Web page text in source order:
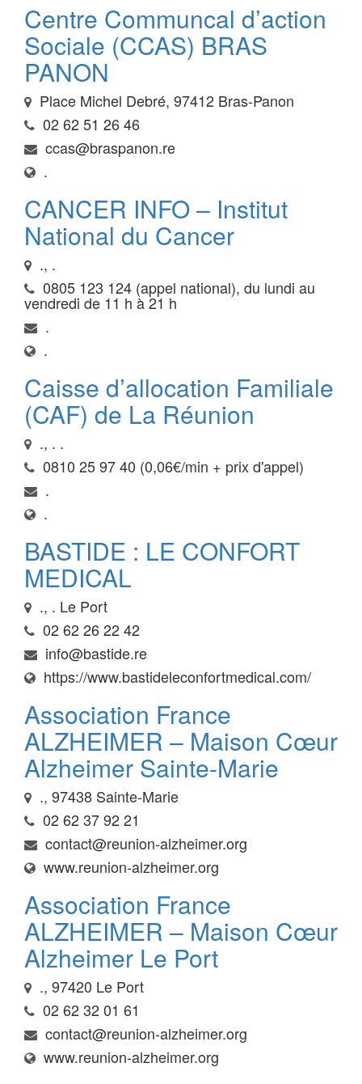
Centre Communcal d’action
Sociale (CCAS) BRAS
PANON
Place Michel Debré, 97412 Bras-Panon
02 62 51 26 46
ccas@braspanon.re
.
CANCER INFO – Institut
National du Cancer
., .
0805 123 124 (appel national), du lundi au
vendredi de 11 h à 21 h
.
.
Caisse d’allocation Familiale
(CAF) de La Réunion
., . .
0810 25 97 40 (0,06€/min + prix d'appel)
.
.
BASTIDE : LE CONFORT
MEDICAL
., . Le Port
02 62 26 22 42
info@bastide.re
https://www.bastideleconfortmedical.com/
Association France
ALZHEIMER – Maison Cœur
Alzheimer Sainte-Marie
., 97438 Sainte-Marie
02 62 37 92 21
contact@reunion-alzheimer.org
www.reunion-alzheimer.org
Association France
ALZHEIMER – Maison Cœur
Alzheimer Le Port
., 97420 Le Port
02 62 32 01 61
contact@reunion-alzheimer.org
www.reunion-alzheimer.org